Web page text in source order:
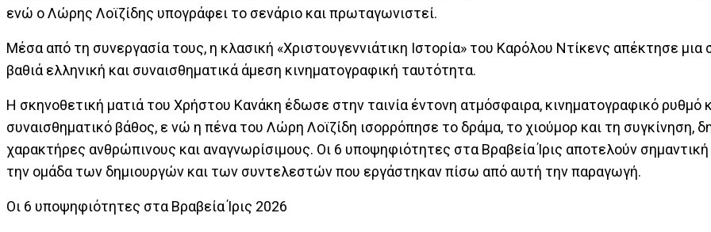
ενώ ο Λώρης Λοϊζίδης υπογράφει το σενάριο και πρωταγωνιστεί.
Μέσα από τη συνεργασία τους, η κλασική «Χριστουγεννιάτικη Ιστορία» του Καρόλου Ντίκενς απέκτησε μια
βαθιά ελληνική και συναισθηματικά άμεση κινηματογραφική ταυτότητα.
Η σκηνοθετική ματιά του Χρήστου Κανάκη έδωσε στην ταινία έντονη ατμόσφαιρα, κινηματογραφικό ρυθμό
συναισθηματικό βάθος, ε νώ η πένα του Λώρη Λοϊζίδη ισορρόπησε το δράμα, το χιούμορ και τη συγκίνηση,
χαρακτήρες ανθρώπινους και αναγνωρίσιμους. Οι 6 υποψηφιότητες στα Βραβεία Ίρις αποτελούν σημαντική
την ομάδα των δημιουργών και των συντελεστών που εργάστηκαν πίσω από αυτή την παραγωγή.
Οι 6 υποψηφιότητες στα Βραβεία Ίρις 2026